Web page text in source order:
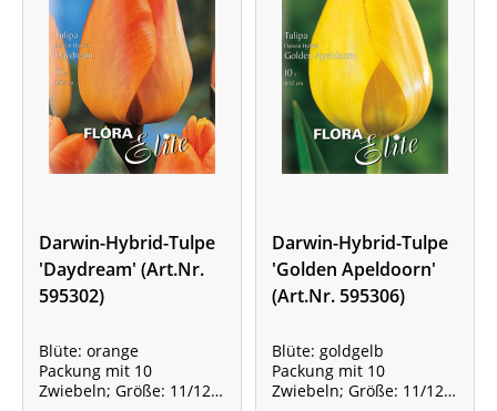
Darwin-Hybrid-Tulpe
'Daydream' (Art.Nr.
595302)
Blüte: orange
Packung mit 10
Zwiebeln; Größe: 11/12
Darwin-Hybrid-Tulpe
'Golden Apeldoorn'
(Art.Nr. 595306)
Blüte: goldgelb
Packung mit 10
Zwiebeln; Größe: 11/12